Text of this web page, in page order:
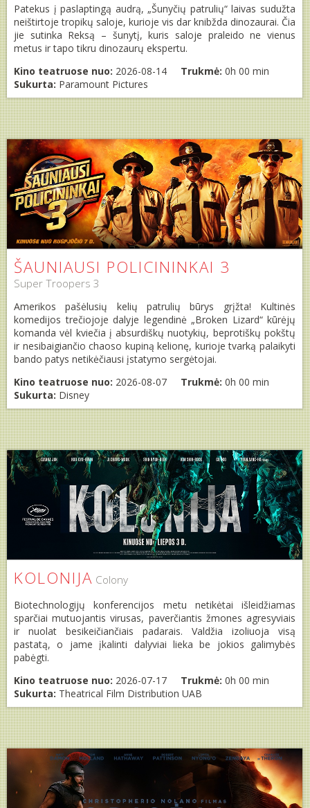
Patekus į paslaptingą audrą, „Šunyčių patrulių“ laivas sudužta
neištirtoje tropikų saloje, kurioje vis dar knibžda dinozaurai. Čia
jie sutinka Reksą – šunytį, kuris saloje praleido ne vienus
metus ir tapo tikru dinozaurų ekspertu.
Kino teatruose nuo: 2026-08-14 Trukmė: 0h 00 min
Sukurta: Paramount Pictures
ŠAUNIAUSI POLICININKAI 3
Super Troopers 3
Amerikos pašėlusių kelių patrulių būrys grįžta! Kultinės
komedijos trečiojoje dalyje legendinė „Broken Lizard“ kūrėjų
komanda vėl kviečia į absurdiškų nuotykių, beprotiškų pokštų
ir nesibaigiančio chaoso kupiną kelionę, kurioje tvarką palaikyti
bando patys netikėčiausi įstatymo sergėtojai.
Kino teatruose nuo: 2026-08-07 Trukmė: 0h 00 min
Sukurta: Disney
KOLONIJA Colony
Biotechnologijų konferencijos metu netikėtai išleidžiamas
sparčiai mutuojantis virusas, paverčiantis žmones agresyviais
ir nuolat besikeičiančiais padarais. Valdžia izoliuoja visą
pastatą, o jame įkalinti dalyviai lieka be jokios galimybės
pabėgti.
Kino teatruose nuo: 2026-07-17 Trukmė: 0h 00 min
Sukurta: Theatrical Film Distribution UAB